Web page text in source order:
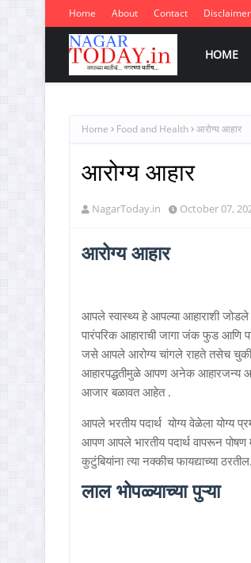
Home About Contact Disclaimer
HOME
Home Food and Health आरोग्य आहार
आरोग्य आहार
NagarToday.in October 07,
आरोग्य आहार
आपले स्वास्थ्य हे आपल्या आहाराशी
पारंपरिक आहाराची जागा जंक फुड आणि
जसे आपले आरोग्य चांगले राहते तसेच
आहारपद्धतीमुळे आपण अनेक आहारजन्य
आजार बळावत आहेत .
आपले भरतीय पदार्थ योग्य वेळेला योग्य
आपण आपले भारतीय पदार्थ वापरून
कुटुंबियांना त्या नक्कीच फायद्याच्या ठरतील.
लाल भोपळ्याच्या पुऱ्या